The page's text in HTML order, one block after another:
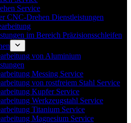
Service
CNC-Drehen Dienstleistungen
im Bereich Präzisionsschleifen
von Aluminium
Messing Service
von rostfreiem Stahl Service
Kupfer Service
Werkzeugstahl Service
Titanium Service
Magnesium Service